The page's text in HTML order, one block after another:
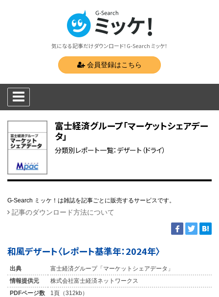
気になる記事だけダウンロード！G-Search ミッケ！
会員登録はこちら
富士経済グループ「マーケットシェアデー
タ」
分類別レポート一覧：デザート（ドライ）
G-Search ミッケ！は雑誌を記事ごとに販売するサービスです。
記事のダウンロード方法について
和風デザート〈レポート基準年：2024年〉
出典
富士経済グループ「マーケットシェアデータ」
情報提供元
株式会社富士経済ネットワークス
PDFページ数
1頁（312kb）